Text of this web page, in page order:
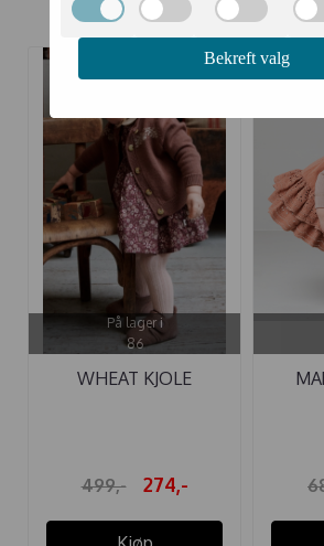
Relaterte
På lager i
86
WHEAT KJOLE
499,- 274,-
Bekreft valg